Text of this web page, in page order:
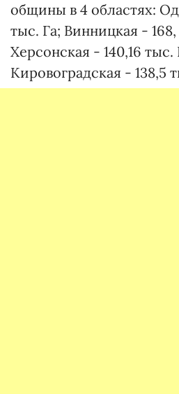
общины в 4 областях:
тыс. Га; Винницкая -
Херсонская - 140,16 тыс.
Кировоградская - 138,5